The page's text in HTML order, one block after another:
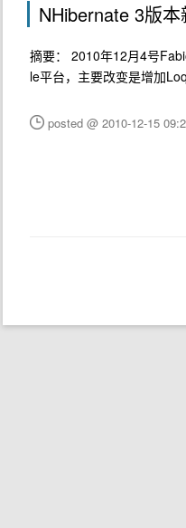
NHibernate 3版
摘要： 2010年12月4号
le平台，主要改变是增加
posted @ 2010-12-15